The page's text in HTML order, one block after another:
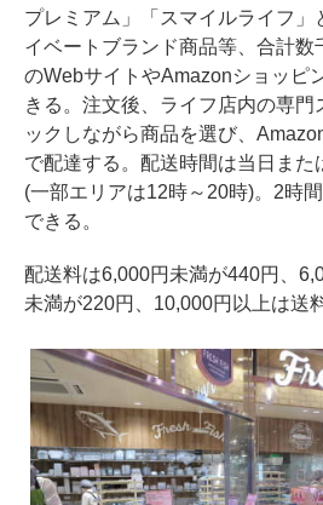
プレミアム」「スマイルライフ」
イベートブランド商品等、合計数
のWebサイトやAmazonショッピ
きる。注文後、ライフ店内の専門
ックしながら商品を選び、
で配達する。配送時間は当日また
(一部エリアは12時～20時)。2時
できる。
配送料は6,000円未満が440円、
未満が220円、10,000円以上は送